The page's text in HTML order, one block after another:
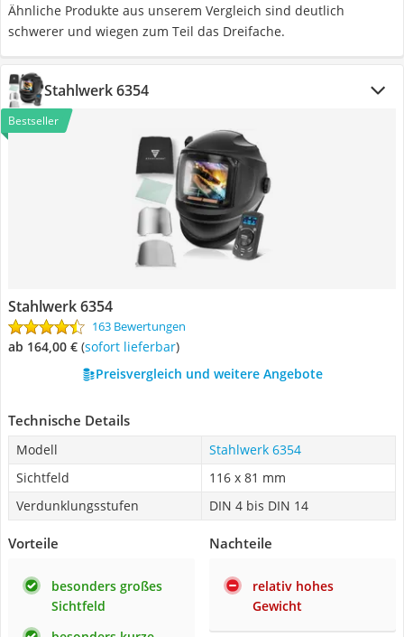
Ähnliche Produkte aus unserem Vergleich sind deutlich
schwerer und wiegen zum Teil das Dreifache.
Stahlwerk 6354
Bestseller
Stahlwerk 6354
163 Bewertungen
ab 164,00 € ( Sofort lieferbar)
Preisvergleich und weitere Angebote
Technische Details
Modell
Stahlwerk 6354
Sichtfeld
116 x 81 mm
Verdunklungsstufen
DIN 4 bis DIN 14
Vorteile
besonders großes
Sichtfeld
Nachteile
relativ hohes
Gewicht